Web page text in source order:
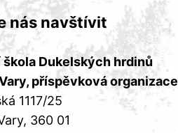
nás navštívit
škola Dukelských hrdinů
příspěvková organizace
1117/25
, 360 01